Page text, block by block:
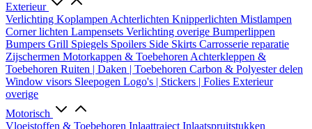
Exterieur
Verlichting Koplampen Achterlichten Knipperlichten Mistlampen
Corner lichten Lampensets Verlichting overige Bumperlippen
Bumpers Grill Spiegels Spoilers Side Skirts Carrosserie reparatie
Zijschermen Motorkappen & Toebehoren Achterkleppen &
Toebehoren Ruiten | Daken | Toebehoren Carbon & Polyester delen
Window visors Sleepogen Logo's | Stickers | Folies Exterieur
overige
Motorisch
Vloeistoffen & Toebehoren Inlaattraject Inlaatspruitstukken